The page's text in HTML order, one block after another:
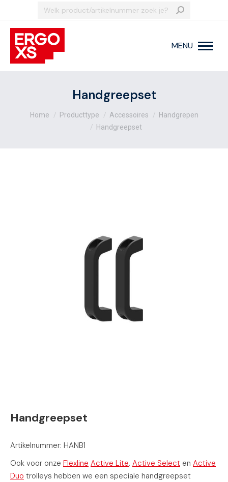
Search:
MENU
Handgreepset
Je bent hier:
Home Producttype Accessoires
Handgrepen
Handgreepset
Handgreepset
Artikelnummer: HANB1
Ook voor onze Flexline Active Lite, Active Select en Active
Duo trolleys hebben we een speciale handgreepset